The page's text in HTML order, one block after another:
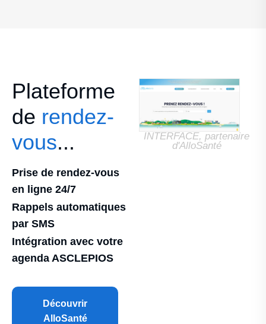
Plateforme
de rendez-
vous...
Prise de rendez-vous
en ligne 24/7
Rappels automatiques
par SMS
Intégration avec votre
agenda ASCLEPIOS
Découvrir
AlloSanté
INTERFACE, partenaire
d'AlloSanté